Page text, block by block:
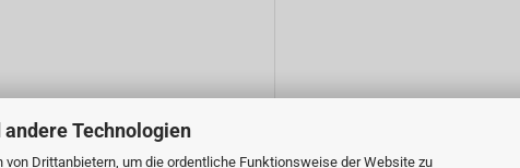
Technologien
Drittanbietern, um die ordentliche Funktionsweise der Website zu